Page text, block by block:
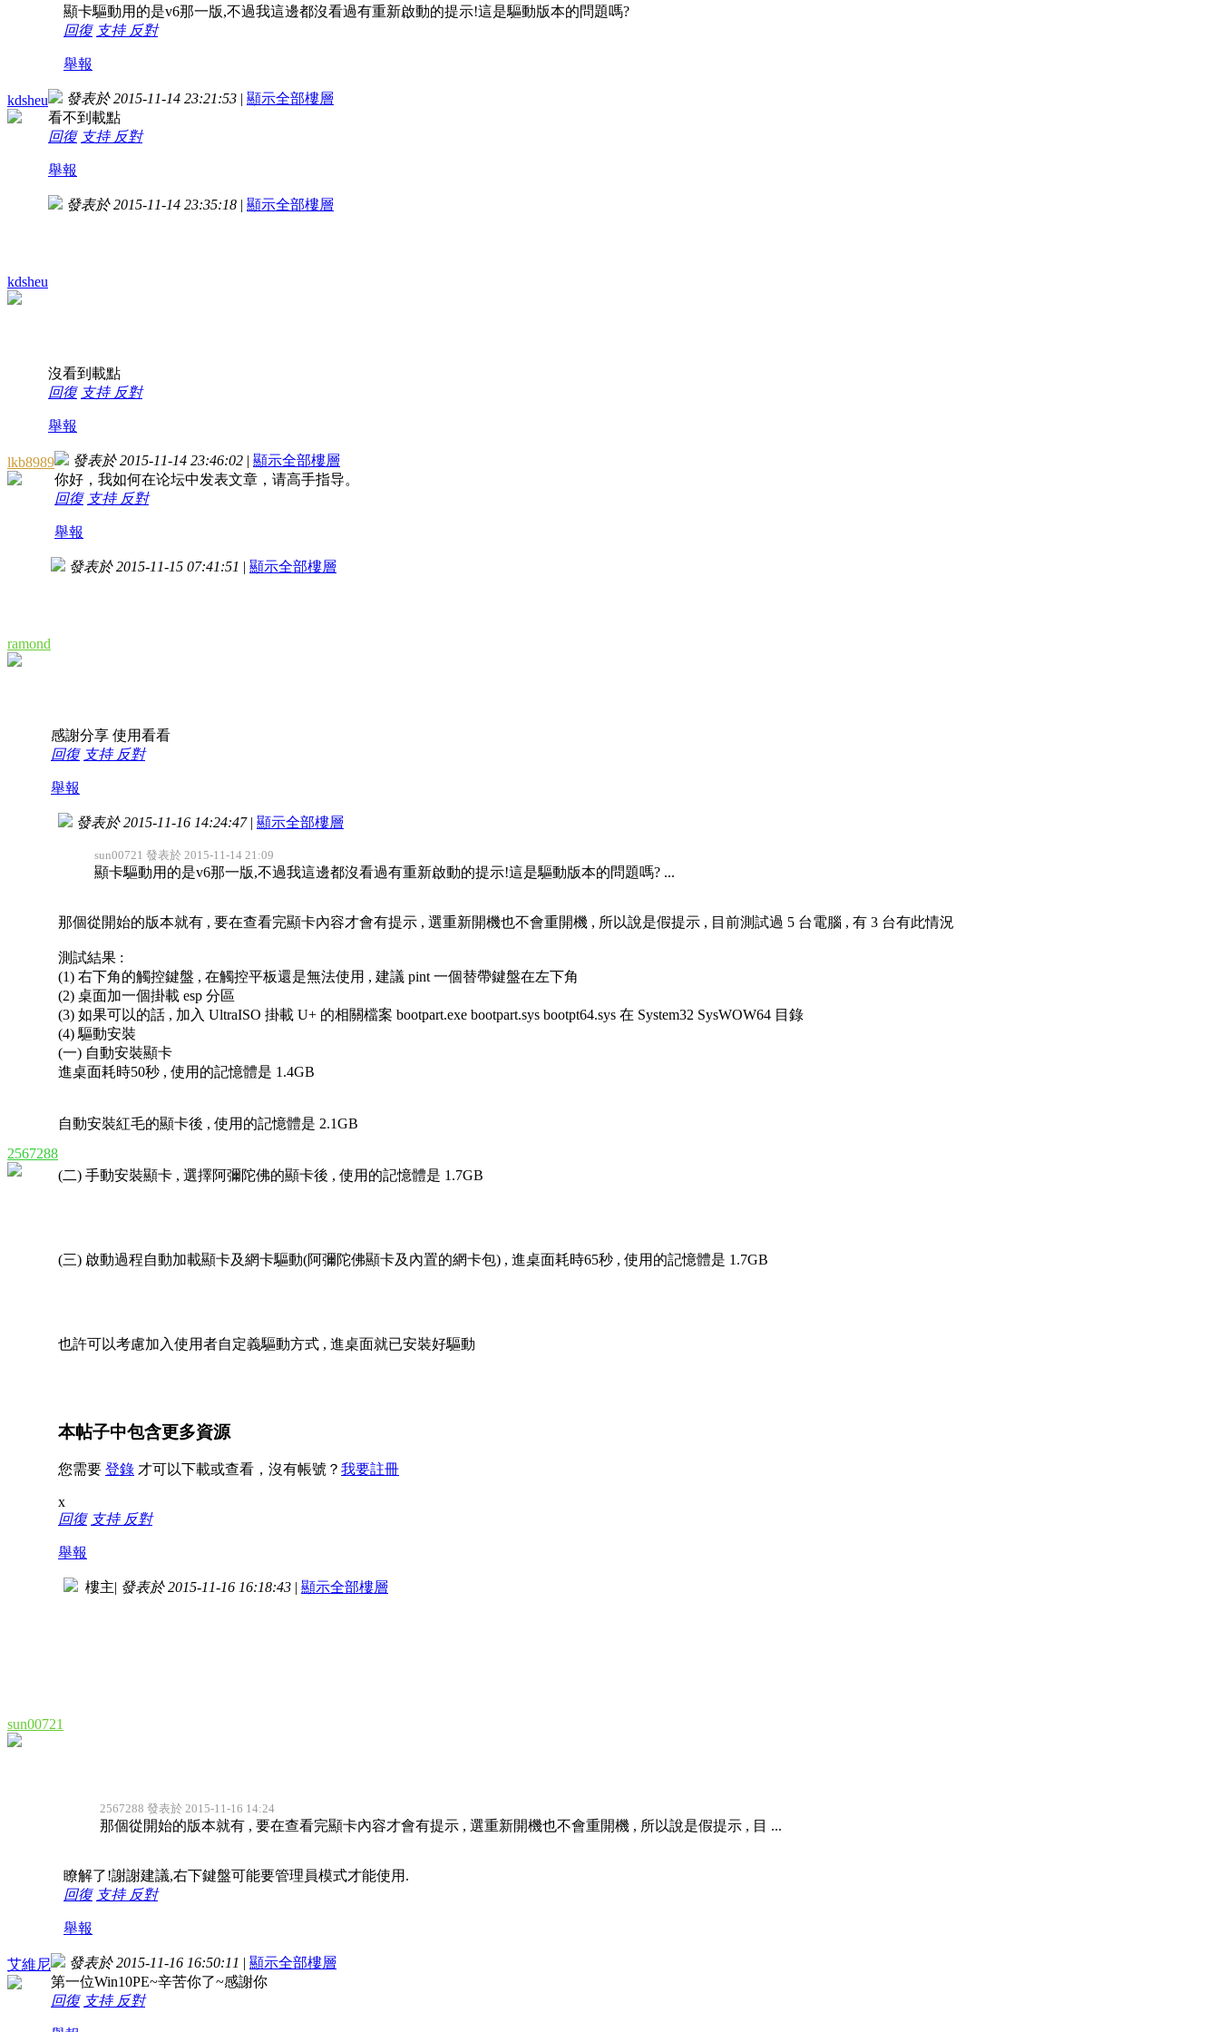
顯卡驅動用的是v6那一版,不過我這邊都沒看過有重新啟動的提示!這是驅動版本的問題嗎?
回復 支持 反對
舉報
kdsheu 發表於 2015-11-14 23:21:53 | 顯示全部樓層
看不到載點
回復 支持 反對
舉報
kdsheu
發表於 2015-11-14 23:35:18 | 顯示全部樓層
沒看到載點
回復 支持 反對
舉報
lkb8989 發表於 2015-11-14 23:46:02 | 顯示全部樓層
你好，我如何在论坛中发表文章，请高手指导。
回復 支持 反對
舉報
ramond
發表於 2015-11-15 07:41:51 | 顯示全部樓層
感謝分享 使用看看
回復 支持 反對
舉報
2567288
發表於 2015-11-16 14:24:47 | 顯示全部樓層
sun00721 發表於 2015-11-14 21:09
顯卡驅動用的是v6那一版,不過我這邊都沒看過有重新啟動的提示!這是驅動版本的問題嗎? ...
那個從開始的版本就有 , 要在查看完顯卡內容才會有提示 , 選重新開機也不會重開機 , 所以說是假提示 , 目前測試過 5 台電腦 , 有 3 台有此情況
測試結果 :
(1) 右下角的觸控鍵盤 , 在觸控平板還是無法使用 , 建議 pint 一個替帶鍵盤在左下角
(2) 桌面加一個掛載 esp 分區
(3) 如果可以的話 , 加入 UltraISO 掛載 U+ 的相關檔案 bootpart.exe bootpart.sys bootpt64.sys 在 System32 SysWOW64 目錄
(4) 驅動安裝
(一) 自動安裝顯卡
進桌面耗時50秒 , 使用的記憶體是 1.4GB
自動安裝紅毛的顯卡後 , 使用的記憶體是 2.1GB
(二) 手動安裝顯卡 , 選擇阿彌陀佛的顯卡後 , 使用的記憶體是 1.7GB
(三) 啟動過程自動加載顯卡及網卡驅動(阿彌陀佛顯卡及內置的網卡包) , 進桌面耗時65秒 , 使用的記憶體是 1.7GB
也許可以考慮加入使用者自定義驅動方式 , 進桌面就已安裝好驅動
本帖子中包含更多資源
您需要 登錄 才可以下載或查看，沒有帳號？ 我要註冊
x
回復 支持 反對
舉報
sun00721
樓主| 發表於 2015-11-16 16:18:43 | 顯示全部樓層
2567288 發表於 2015-11-16 14:24
那個從開始的版本就有 , 要在查看完顯卡內容才會有提示 , 選重新開機也不會重開機 , 所以說是假提示 , 目 ...
瞭解了!謝謝建議,右下鍵盤可能要管理員模式才能使用.
回復 支持 反對
舉報
艾維尼 發表於 2015-11-16 16:50:11 | 顯示全部樓層
第一位Win10PE~辛苦你了~感謝你
回復 支持 反對